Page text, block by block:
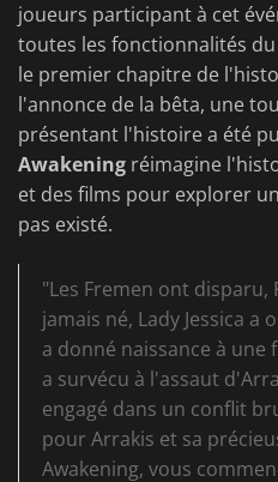
joueurs participant à cet
toutes les fonctionnalités
le premier chapitre de
l'annonce de la bêta, une
présentant l'histoire a été
Awakening réimagine
et des films pour explorer
pas existé.
"Les Fremen ont disparu,
jamais né, Lady Jessica a
a donné naissance à une
a survécu à l'assaut
engagé dans un conflit
pour Arrakis et sa
Awakening, vous